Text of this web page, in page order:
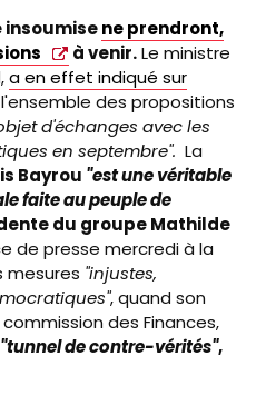
insoumisene prendront,
à venir.Le ministre
a en effet indiqué sur
des propositions
d'échanges avec les
en septembre". La
Bayrou "est une véritable
faite au peuple de
du groupe Mathilde
de presse mercredi à la
mesures "injustes,
, quand son
des Finances,
"tunnel de contre-vérités",